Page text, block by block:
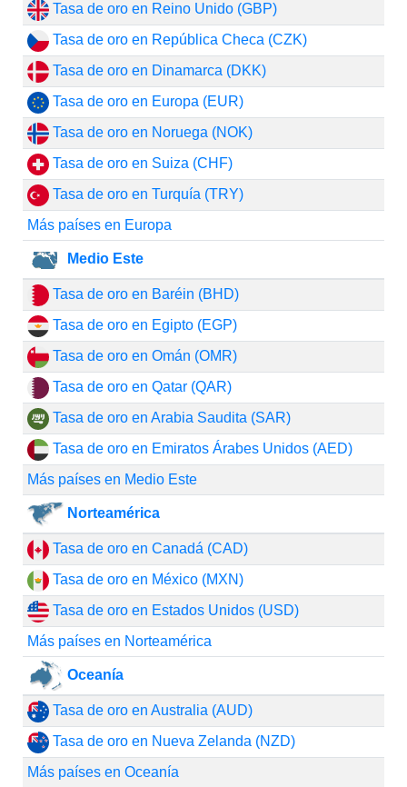
Tasa de oro en Reino Unido (GBP)
Tasa de oro en República Checa (CZK)
Tasa de oro en Dinamarca (DKK)
Tasa de oro en Europa (EUR)
Tasa de oro en Noruega (NOK)
Tasa de oro en Suiza (CHF)
Tasa de oro en Turquía (TRY)
Más países en Europa
Medio Este
Tasa de oro en Baréin (BHD)
Tasa de oro en Egipto (EGP)
Tasa de oro en Omán (OMR)
Tasa de oro en Qatar (QAR)
Tasa de oro en Arabia Saudita (SAR)
Tasa de oro en Emiratos Árabes Unidos (AED)
Más países en Medio Este
Norteamérica
Tasa de oro en Canadá (CAD)
Tasa de oro en México (MXN)
Tasa de oro en Estados Unidos (USD)
Más países en Norteamérica
Oceanía
Tasa de oro en Australia (AUD)
Tasa de oro en Nueva Zelanda (NZD)
Más países en Oceanía